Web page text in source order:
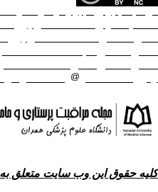
کلیه حقوق این وب سایت متعلق به